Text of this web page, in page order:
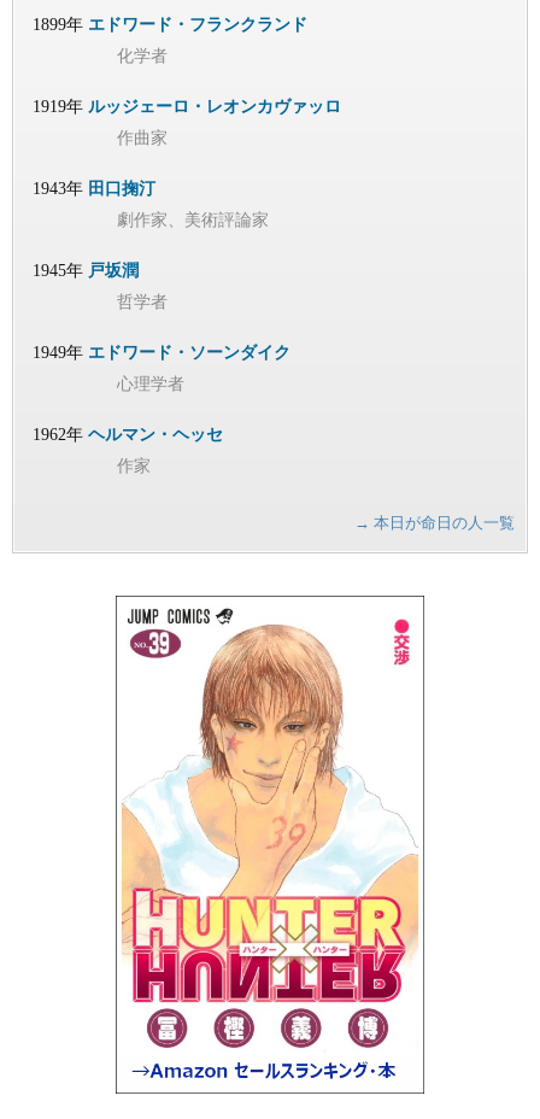
1899年 エドワード・フランクランド
化学者
1919年 ルッジェーロ・レオンカヴァッロ
作曲家
1943年 田口掬汀
劇作家、美術評論家
1945年 戸坂潤
哲学者
1949年 エドワード・ソーンダイク
心理学者
1962年 ヘルマン・ヘッセ
作家
→ 本日が命日の人一覧